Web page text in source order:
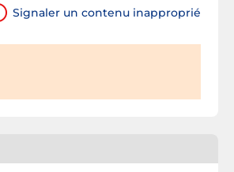
Signaler un contenu inapproprié